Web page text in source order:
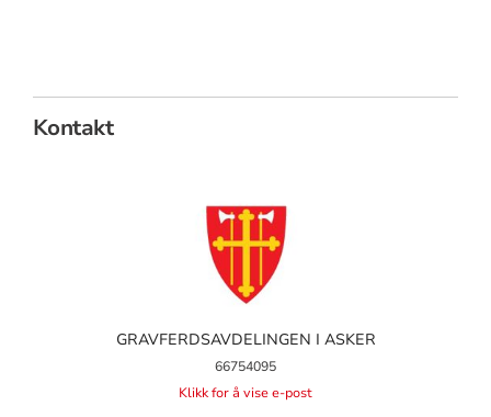
Kontakt
GRAVFERDSAVDELINGEN I ASKER
66754095
Klikk for å vise e-post